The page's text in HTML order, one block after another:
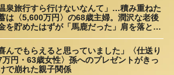
温泉旅行すら行けないなんて」…積み重ねた
は〈5,600万円〉の68歳主婦。潤沢な老後
を貯めたはずが「馬鹿だった」肩を落とす
喜んでもらえると思っていました」〈仕送り
万円・63歳女性〉孫へのプレゼントがきっ
で崩れた親子関係